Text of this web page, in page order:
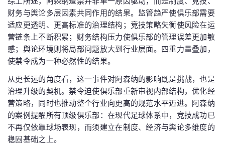
财务与舆论多层因素共同作用的结果。监管趋严使俱乐部需要
适应更透明、更高标准的治理结构；竞技策略失衡使风险在运
营链条上不断积累；财务结构压力使俱乐部的管理误差更加敏
感；舆论环境则将局部问题放大到行业层面。四重力量叠加，
使禁令成为一种必然性的结果。
从更长远的角度看，这一事件对阿森纳的影响既是挑战，也是
治理升级的契机。禁令迫使俱乐部重新审视内部结构，优化经
营策略，同时也推动整个行业向更高的规范水平迈进。阿森纳
的案例提醒所有顶级俱乐部：在现代足球体系中，竞技成功已
不再仅依靠球场表现，而须建立在制度、经济与舆论多维度的
稳固基础之上。